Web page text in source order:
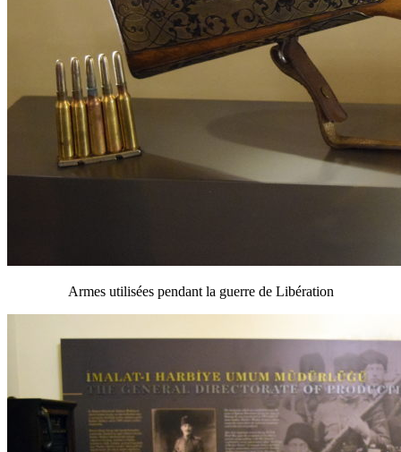
Armes utilisées pendant la guerre de Libération